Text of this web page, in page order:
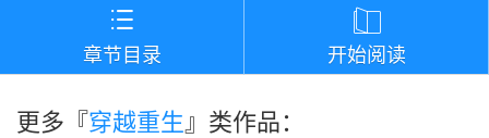

章节目录

开始阅读
更多『穿越重生 』类作品：